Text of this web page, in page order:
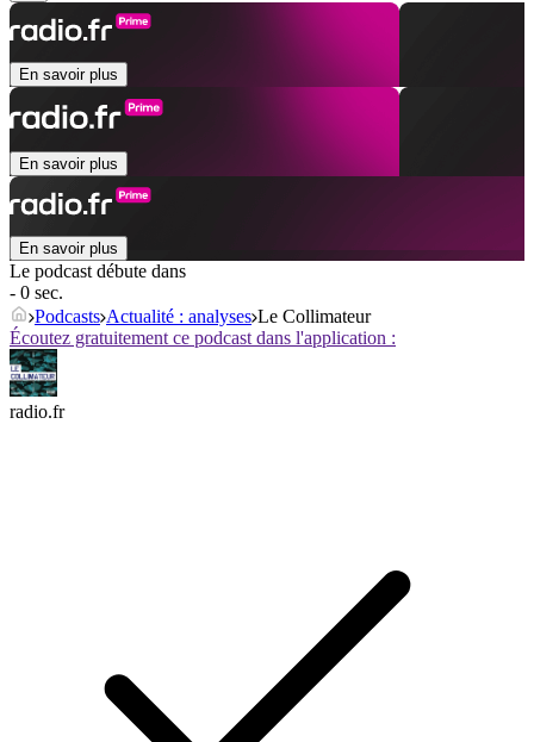
En savoir plus
En savoir plus
En savoir plus
Le podcast débute dans
- 0 sec.
Podcasts Actualité : analyses Le Collimateur
Écoutez gratuitement ce podcast dans l'application :
radio.fr